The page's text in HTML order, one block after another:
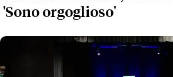
'Sono orgoglioso'